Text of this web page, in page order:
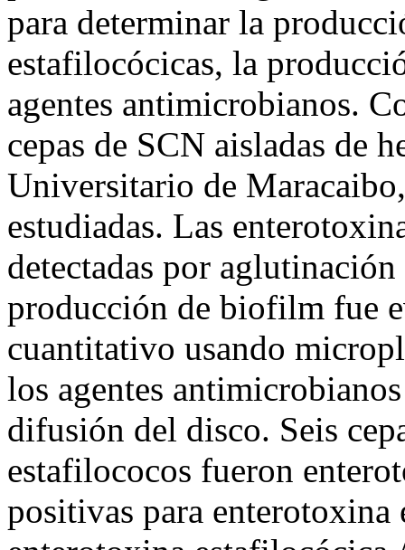
para determinar la
estafilocócicas, la
agentes antimicrobianos.
cepas de SCN aisladas de
Universitario de
estudiadas. Las
detectadas por
producción de biofilm fue
cuantitativo usando
los agentes
difusión del disco. Seis
estafilococos fueron
positivas para